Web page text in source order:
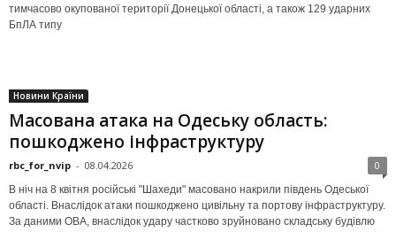
тимчасово окупованої території Донецької області, а також 129 ударних
БпЛА типу
Новини Країни
Масована атака на Одеську область:
пошкоджено інфраструктуру
rbc_for_nvip - 08.04.2026 0
В ніч на 8 квітня російські "Шахеди" масовано накрили південь Одеської
області. Внаслідок атаки пошкоджено цивільну та портову інфраструктуру.
За даними ОВА, внаслідок удару частково зруйновано складську будівлю